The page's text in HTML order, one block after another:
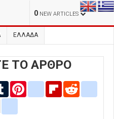
0 NEW ARTICLES
ΕΛΛΑΔΑ
ΤΟ ΑΡΘΡΟ
Tumblr Pinterestblogger_post
Flipboard